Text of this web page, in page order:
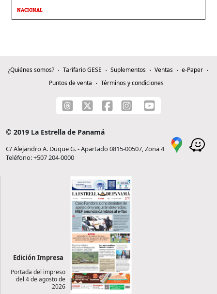
NACIONAL
¿Quiénes somos? Tarifario GESE Suplementos Ventas
e-Paper
Puntos de venta
Términos y condiciones
© 2019 La Estrella de Panamá
C/ Alejandro A. Duque G. - Apartado 0815-00507, Zona 4
Teléfono: +507 204-0000
Edición Impresa
Portada del impreso
del 4 de agosto de
2026